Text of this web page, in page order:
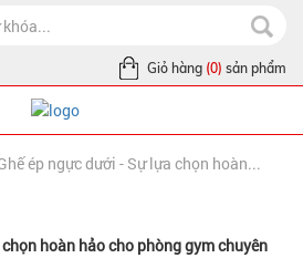
Giỏ hàng (0) sản phẩm
ép ngực dưới - Sự lựa chọn hoàn...
hoàn hảo cho phòng gym chuyên